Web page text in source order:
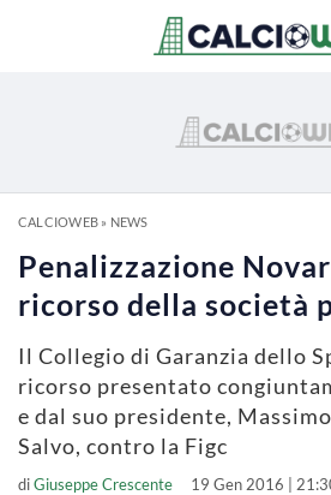
CALCIOWEB» NEWS
Penalizzazione
ricorso della società
Il Collegio di Garanzia dello
ricorso presentato
e dal suo presidente,
Salvo, contro la Figc
diGiuseppe Crescente 19 Gen 2016 |